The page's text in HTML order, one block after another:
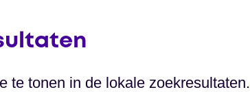
te tonen in de lokale zoekresultaten.